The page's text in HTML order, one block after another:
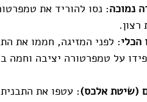
נמוכה
הכלי: לפני המזיגה, חממו את
על טמפרטורה יציבה וחמה
(שיטת אלכס): עטפו את התבנית